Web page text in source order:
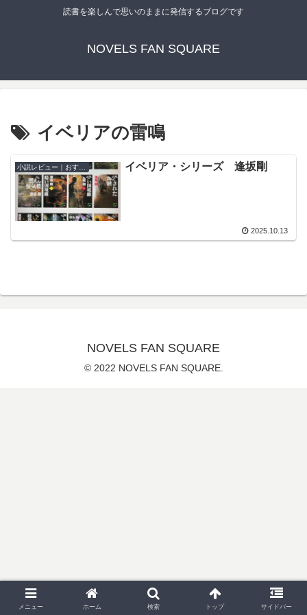
読書を楽しんで思いのままに発信するブログです
NOVELS FAN SQUARE
イベリアの雷鳴
イベリア・シリーズ 逢坂剛
2025.10.13
NOVELS FAN SQUARE
© 2022 NOVELS FAN SQUARE.
メニュー ホーム 検索 トップ サイドバー